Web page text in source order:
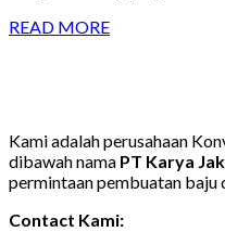
READ MORE
Kami adalah perusahaan
dibawah nama PT Karya
permintaan pembuatan baju
Contact Kami: